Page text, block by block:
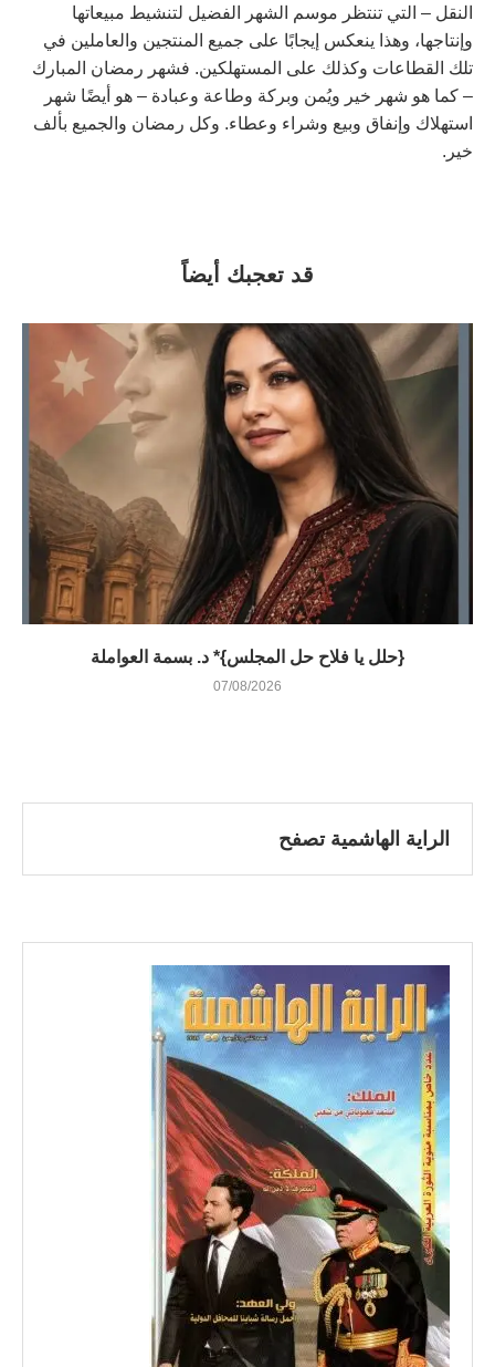
النقل – التي تنتظر موسم الشهر الفضيل لتنشيط مبيعاتها
وإنتاجها، وهذا ينعكس إيجابًا على جميع المنتجين والعاملين في
تلك القطاعات وكذلك على المستهلكين. فشهر رمضان المبارك
– كما هو شهر خير ويُمن وبركة وطاعة وعبادة – هو أيضًا شهر
استهلاك وإنفاق وبيع وشراء وعطاء. وكل رمضان والجميع بألف
خير.
قد تعجبك أيضاً
{حلل يا فلاح حل المجلس}* د. بسمة العواملة
07/08/2026
الراية الهاشمية تصفح